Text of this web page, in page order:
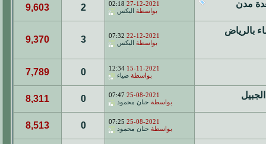
27-12-2021
02:18
بواسطة
اليكس 2
9,603
بالرياض
22-12-2021
07:32
بواسطة
اليكس 3
9,370
15-11-2021
12:34
بواسطة ضياء 0
7,789
25-08-2021
07:47
بواسطة حنان محمود 0
8,311
25-08-2021
07:25
بواسطة حنان محمود 0
8,513